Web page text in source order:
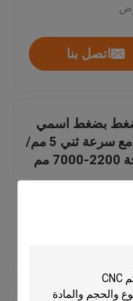
اتصل بنا
بضغط اسمي
6000 كيلو نيوتن مع سرعة ثني 5 مم/